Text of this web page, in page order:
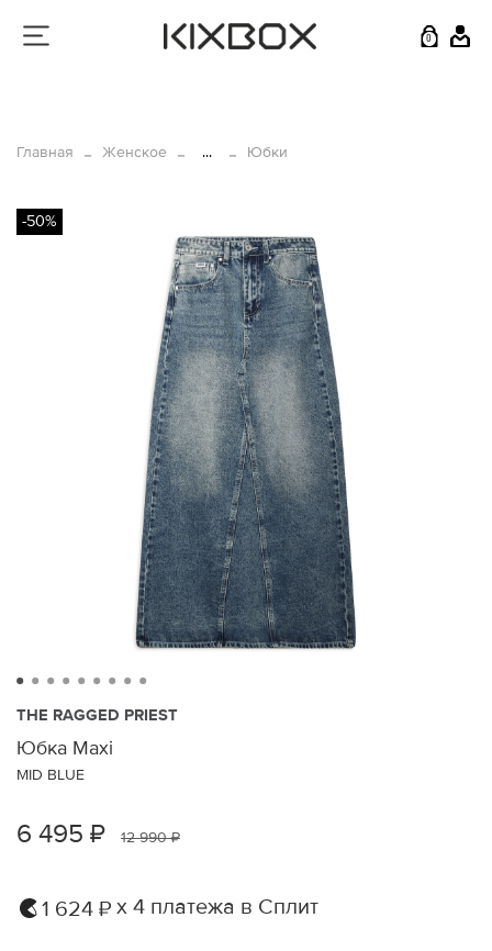
0
Главная Женское ... Юбки
-50%
THE RAGGED PRIEST
Юбка Maxi
MID BLUE
6 495 ₽ 12 990 ₽
1 624 ₽ х 4 платежа в Сплит